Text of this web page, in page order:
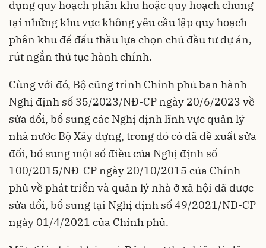
dụng quy hoạch phân khu hoặc quy hoạch chung
tại những khu vực không yêu cầu lập quy hoạch
phân khu để đấu thầu lựa chọn chủ đầu tư dự án,
rút ngắn thủ tục hành chính.
Cùng với đó, Bộ cũng trình Chính phủ ban hành
Nghị định số 35/2023/NĐ-CP ngày 20/6/2023 về
sửa đổi, bổ sung các Nghị định lĩnh vực quản lý
nhà nước Bộ Xây dựng, trong đó có đã đề xuất sửa
đổi, bổ sung một số điều của Nghị định số
100/2015/NĐ-CP ngày 20/10/2015 của Chính
phủ về phát triển và quản lý nhà ở xã hội đã được
sửa đổi, bổ sung tại Nghị định số 49/2021/NĐ-CP
ngày 01/4/2021 của Chính phủ.